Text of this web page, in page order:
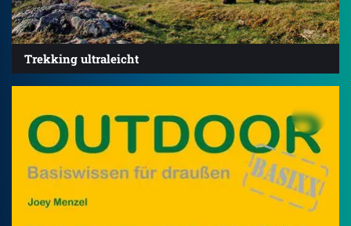
Trekking ultraleicht